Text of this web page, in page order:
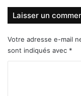
Laisser un
Votre adresse e-mail
sont indiqués avec *